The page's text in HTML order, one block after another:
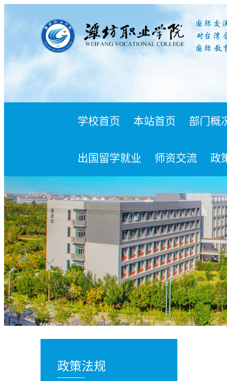
学校首页 本站首页 部门概
出国留学就业 师资交流 政
政策法规